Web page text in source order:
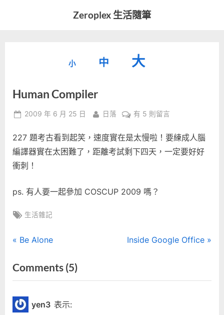
Zeroplex 生活隨筆
發
活
事
小
型
小。
中
重
型
大
小。
大
字
型
大
Human Compiler
Posted
2009 年 6 月 25 日 By
日落
在
Compiler〉
中
有 5 則留言
227 題考古看到起笑，速度實在是太慢啦！要練成人腦
編譯器實在太困難了，距離考試剩下四天，一定要好好
衝刺！
ps. 有人要一起參加 COSCUP 2009 嗎？
Tags:
生活雜記
文
章
導
覽
P
e
v
i
o
Be Alone
N
t
Inside Google Office
Comments (5)on
“Human
yen3 表示: